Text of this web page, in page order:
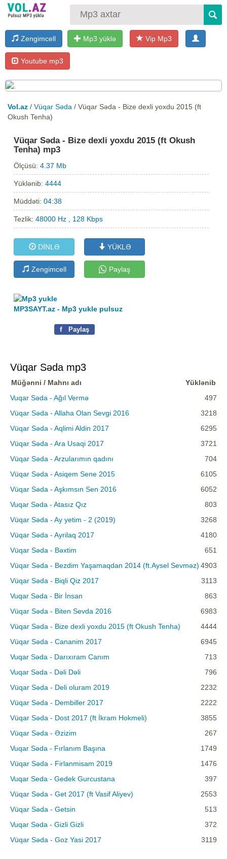
Zengimcell Mp3 yüklə Vip Mp3
Youtube mp3
Vol.az / Vüqar Səda / Vüqar Səda - Bize dexli yoxdu 2015 (ft
Okush Tenha)
Vüqar Səda - Bize dexli yoxdu 2015 (ft Okush
Tenha) mp3
Ölçüsü:4.37 Mb
Yüklənib:4444
Müddəti:04:38
Tezlik:48000 Hz , 128 Kbps
DİNLƏ YÜKLƏ
Zengimcell Paylaş
MP3SAYT.az - Mp3 yukle pulsuz
f Paylaş
Vüqar Səda mp3
Müğənni / Mahnı adı
Yüklənib
Vuqar Səda - Ağıl Vermə
497
Vüqar Səda - Allaha Olan Sevgi 2016
3218
Vüqar Səda - Aqlimi Aldin 2017
6295
Vüqar Səda - Ara Usaqi 2017
3721
Vüqar Səda - Arzularımın qadını
704
Vüqar Səda - Asiqem Sene 2015
6105
Vüqar Səda - Aşkımsın Sen 2016
6052
Vuqar Səda - Atasız Qız
803
Vüqar Səda - Ay yetim - 2 (2019)
3268
Vüqar Səda - Ayrilaq 2017
4180
Vüqar Səda - Bəxtim
651
Vüqar Səda - Bezdim Yaşamaqdan 2014 (ft.Aysel Sevməz) 4903
Vüqar Səda - Biqli Qiz 2017
3113
Vuqar Səda - Bir İnsan
863
Vüqar Səda - Biten Sevda 2016
6983
Vüqar Səda - Bize dexli yoxdu 2015 (ft Okush Tenha)
4444
Vüqar Səda - Cananim 2017
6945
Vuqar Səda - Darıxıram Canım
713
Vuqar Səda - Dəli Dəli
796
Vüqar Səda - Deli oluram 2019
2232
Vüqar Səda - Dembiller 2017
2222
Vüqar Səda - Dost 2017 (ft İkram Hokmeli)
3855
Vüqar Səda - Əzizim
267
Vuqar Səda - Fırlanım Başına
1749
Vüqar Səda - Firlanmisam 2019
1476
Vuqar Seda - Gedek Gurcustana
397
Vüqar Səda - Get 2017 (ft Vasif Aliyev)
2553
Vüqar Səda - Getsin
513
Vuqar Səda - Gizli Gizli
372
Vüqar Səda - Goz Yasi 2017
3119